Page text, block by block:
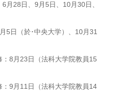
月28日、9月5日、10月30日、
5日（於･中央大学）、10月31
：8月23日（法科大学院教員15
：9月11日（法科大学院教員14